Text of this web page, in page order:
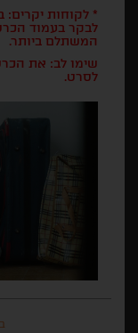
* לקוחות יקרים:
לבקר בעמוד
המשתלם ביותר.
שימו לב: את
לסרט.